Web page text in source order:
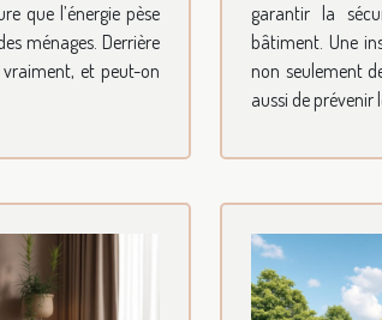
que l’énergie pèse
ménages. Derrière
vraiment, et peut-on
garantir la
bâtiment. Une
non seulement
aussi de prévenir